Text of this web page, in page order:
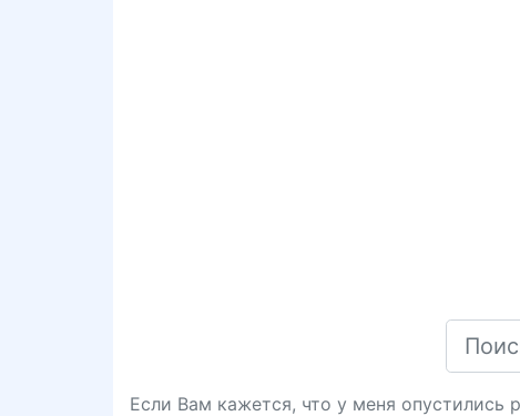
Если Вам кажется, что у меня опустились